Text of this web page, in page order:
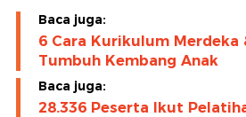
Baca juga:
6 Cara Kurikulum Merdeka
Tumbuh Kembang Anak
Baca juga:
28.336 Peserta Ikut